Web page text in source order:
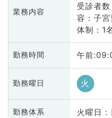
業務内容
受診者
容：子
体制：1
勤務時間 午前
勤務曜日 火
勤務体系 火曜日 :